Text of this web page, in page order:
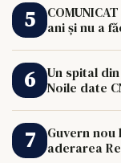
ani și nu a
Un spital
Noile date
Guvern nou
aderarea